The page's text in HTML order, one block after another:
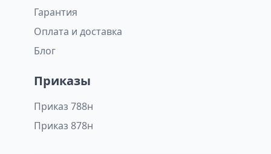
Гарантия
Оплата и доставка
Блог
Приказы
Приказ 788н
Приказ 878н